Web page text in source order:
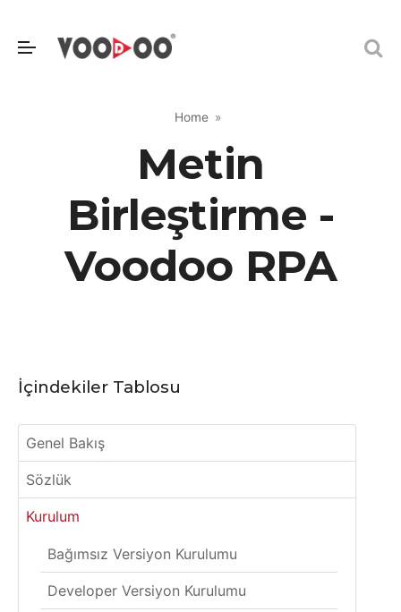
Home
Metin
Birleştirme -
Voodoo RPA
İçindekiler Tablosu
Genel Bakış
Sözlük
Kurulum
Bağımsız Versiyon Kurulumu
Developer Versiyon Kurulumu